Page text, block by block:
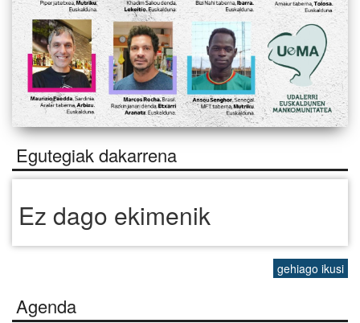
Egutegiak dakarrena
Ez dago ekimenik
gehiago ikusi
Agenda